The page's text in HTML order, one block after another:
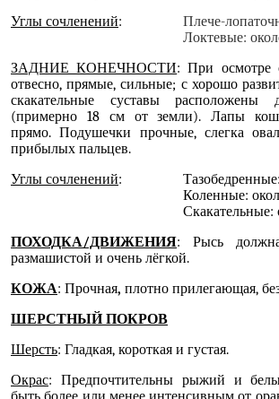
Углы сочленений: Плече-
Локтевые:
ЗАДНИЕ КОНЕЧНОСТИ: При осмотре
отвесно, прямые, сильные; с хорошо
скакательные суставы расположены
(примерно 18 см от земли). Лапы
прямо. Подушечки прочные, слегка
прибылых пальцев.
Углы сочленений: Тазобедренные:
Коленные:
Скакательные:
ПОХОДКА/ДВИЖЕНИЯ: Рысь
размашистой и очень лёгкой.
КОЖА: Прочная, плотно прилегающая,
ШЕРСТНЫЙ ПОКРОВ
Шерсть: Гладкая, короткая и густая.
Окрас: Предпочтительны рыжий и